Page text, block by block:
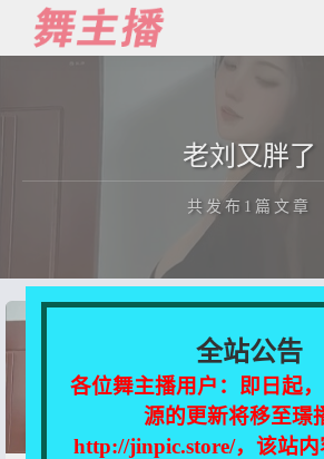
主播合集
用户中心
老刘又胖了
共发布1篇文章
正在为您加载新内容
全站公告
各位舞主播用户：即日起
源的更新将移至璟
http://jinpic.store/，该站